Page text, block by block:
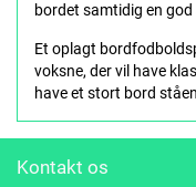
bordet samtidig en
Et oplagt
voksne, der vil have
have et stort bord
Kontakt os